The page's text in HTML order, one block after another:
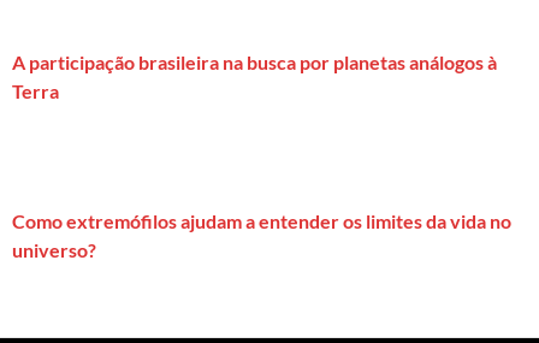
A participação brasileira na busca por planetas análogos à
Terra
Como extremófilos ajudam a entender os limites da vida no
universo?